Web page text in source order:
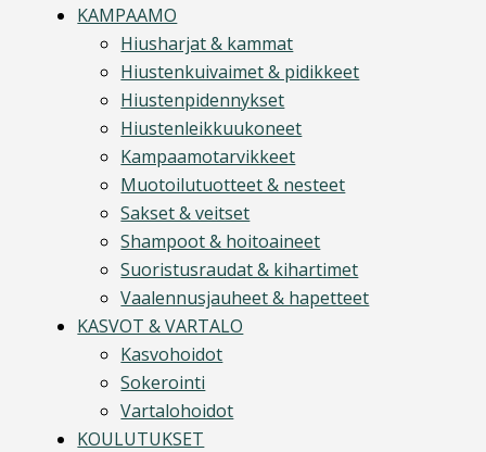
KAMPAAMO
Hiusharjat & kammat
Hiustenkuivaimet & pidikkeet
Hiustenpidennykset
Hiustenleikkuukoneet
Kampaamotarvikkeet
Muotoilutuotteet & nesteet
Sakset & veitset
Shampoot & hoitoaineet
Suoristusraudat & kihartimet
Vaalennusjauheet & hapetteet
KASVOT & VARTALO
Kasvohoidot
Sokerointi
Vartalohoidot
KOULUTUKSET